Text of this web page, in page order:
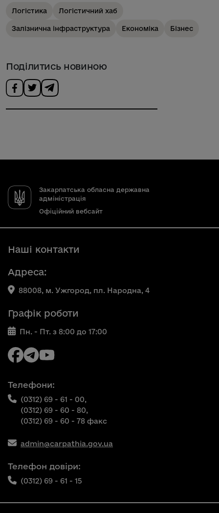
Логістика Логістичний хаб
Залізнична інфраструктура Економіка Бізнес
Поділитись новиною
Закарпатська обласна державна
адміністрація
Офіційний вебсайт
Наші контакти
Адреса:
88008, м. Ужгород, пл. Народна, 4
Графік роботи
Пн. - Пт. з 8:00 до 17:00
Телефони:
(0312) 69 - 61 - 00,
(0312) 69 - 60 - 80,
(0312) 69 - 60 - 78 факс
admin@carpathia.gov.ua
Телефон довіри:
(0312) 69 - 61 - 15